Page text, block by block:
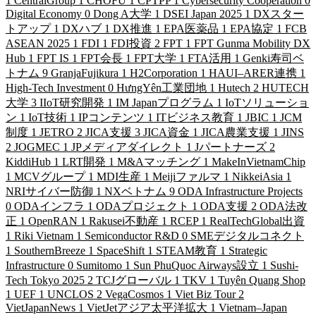
Digital Economy 0 Dong A大学 1 DSEI Japan 2025 1 DXスター
トアップ 1 DXハブ 1 DX推進 1 EPA医薬品 1 EPA協定 1 FCB
ASEAN 2025 1 FDI 1 FDI投資 2 FPT 1 FPT Gunma Mobility DX
Hub 1 FPT IS 1 FPT会長 1 FPT大学 1 FTA活用 1 Genki寿司ベ
トナム 9 GranjaFujikura 1 H2Corporation 1 HAUI–ARER連携 1
High-Tech Investment 0 HưngYên工業団地 1 Hutech 2 HUTECH
大学 3 IIoT研究開発 1 IM Japanプログラム 1 IoTソリューショ
ン 1 IoT技術 1 IPコンテンツ 1 ITビジネス教育 1 JBIC 1 JCM
制度 1 JETRO 2 JICA支援 3 JICA資金 1 JICA農業支援 1 JINS
2 JOGMEC 1 JPメディアダイレクト 1 Jパートナーズ 2
KiddiHub 1 LRT開発 1 M&Aマッチング 1 MakeInVietnamChip
1 MCVグループ 1 MDI生産 1 Meijiファルマ 1 NikkeiAsia 1
NRIサイバー防御 1 NXベトナム 9 ODA Infrastructure Projects
0 ODAインフラ 1 ODAプロジェクト 1 ODA支援 2 ODA法改
正 1 OpenRAN 1 Rakusei不動産 1 RCEP 1 RealTechGlobal出資
1 Riki Vietnam 1 Semiconductor R&D 0 SMEデジタルコネクト
1 SouthernBreeze 1 SpaceShift 1 STEAM教育 1 Strategic
Infrastructure 0 Sumitomo 1 Sun PhuQuoc Airways設立 1 Sushi-
Tech Tokyo 2025 2 TCJグローバル 1 TKV 1 Tuyên Quang Shop
1 UEF 1 UNCLOS 2 VegaCosmos 1 Viet Biz Tour 2
VietJapanNews 1 VietJetアジア太平洋拡大 1 Vietnam–Japan